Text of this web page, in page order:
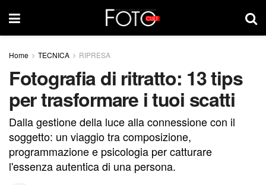
Home TECNICA RIPRESA
Fotografia di ritratto: 13 tips
per trasformare i tuoi scatti
Dalla gestione della luce alla connessione con il
soggetto: un viaggio tra composizione,
programmazione e psicologia per catturare
l'essenza autentica di una persona.